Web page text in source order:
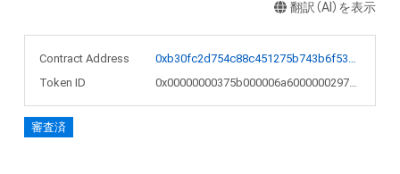
翻訳（AI）を表示
Contract Address
0xb30fc2d754c88c451275b743b6f530f19f643683
Token ID
0x00000000375b000006a600000029759a
審査済